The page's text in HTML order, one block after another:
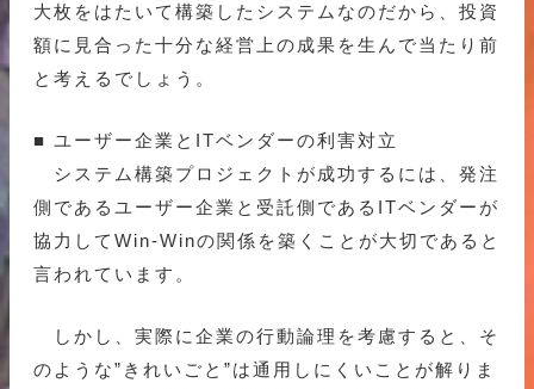
大枚をはたいて構築したシステムなのだから、投資
額に見合った十分な経営上の成果を生んで当たり前
と考えるでしょう。
■ ユーザー企業とITベンダーの利害対立
システム構築プロジェクトが成功するには、発注
側であるユーザー企業と受託側であるITベンダーが
協力してWin-Winの関係を築くことが大切であると
言われています。
しかし、実際に企業の行動論理を考慮すると、そ
のような”きれいごと”は通用しにくいことが解りま